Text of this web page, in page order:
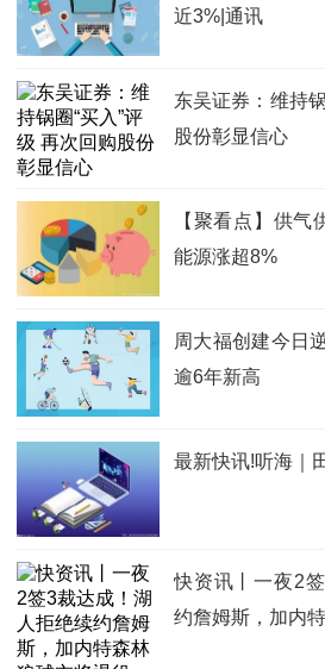
近3%|通讯
东吴证券：维持
股份彰显信心
【聚看点】供气
能源涨超8%
周大福创建今日
逾6年新高
最新快讯!听海｜
快资讯丨一夜2
约詹姆斯，加内